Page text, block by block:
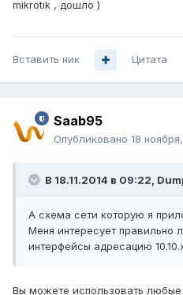
mikrotik , дошло )
Вставить ник Цитата
Saab95
Опубликовано 18
В 18.11.2014 в 09:22,
А схема сети которую я
Меня интересует правильно
интерфейсы адресацию
Вы можете использовать